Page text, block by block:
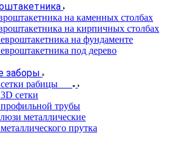
на каменных столбах
на кирпичных столбах
на фундаменте
под дерево
заборы
рабицы
сетки
трубы
металлические
прутка